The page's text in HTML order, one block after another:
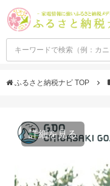
ふるさと納税ナビ TOP
詳細を見る